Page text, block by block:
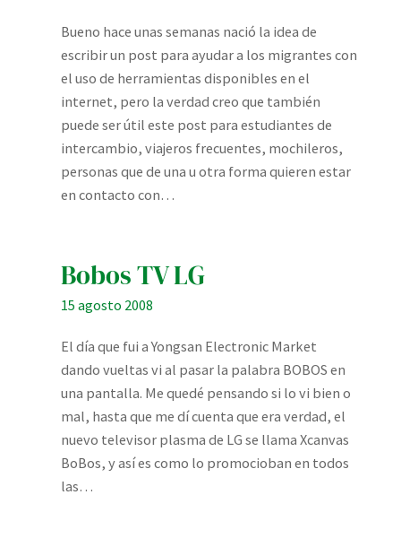
Bueno hace unas semanas nació la idea de
escribir un post para ayudar a los migrantes con
el uso de herramientas disponibles en el
internet, pero la verdad creo que también
puede ser útil este post para estudiantes de
intercambio, viajeros frecuentes, mochileros,
personas que de una u otra forma quieren estar
en contacto con…
Bobos TV LG
15 agosto 2008
El día que fui a Yongsan Electronic Market
dando vueltas vi al pasar la palabra BOBOS en
una pantalla. Me quedé pensando si lo vi bien o
mal, hasta que me dí cuenta que era verdad, el
nuevo televisor plasma de LG se llama Xcanvas
BoBos, y así es como lo promocioban en todos
las…